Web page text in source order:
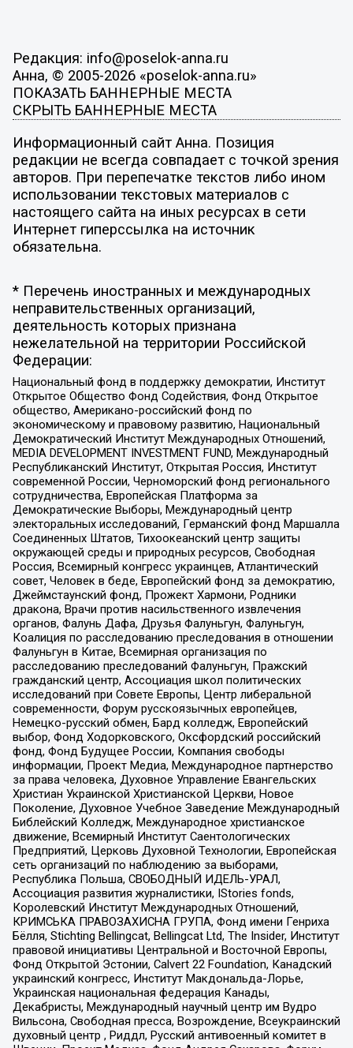
Редакция: info@poselok-anna.ru
Анна, © 2005-2026 «poselok-anna.ru»
ПОКАЗАТЬ БАННЕРНЫЕ МЕСТА
СКРЫТЬ БАННЕРНЫЕ МЕСТА
Информационный сайт Анна. Позиция
редакции не всегда совпадает с точкой зрения
авторов. При перепечатке текстов либо ином
использовании текстовых материалов с
настоящего сайта на иных ресурсах в сети
Интернет гиперссылка на источник
обязательна.
* Перечень иностранных и международных
неправительственных организаций,
деятельность которых признана
нежелательной на территории Российской
Федерации:
Национальный фонд в поддержку демократии, Институт
Открытое Общество Фонд Содействия, Фонд Открытое
общество, Американо-российский фонд по
экономическому и правовому развитию, Национальный
Демократический Институт Международных Отношений,
MEDIA DEVELOPMENT INVESTMENT FUND, Международный
Республиканский Институт, Открытая Россия, Институт
современной России, Черноморский фонд регионального
сотрудничества, Европейская Платформа за
Демократические Выборы, Международный центр
электоральных исследований, Германский фонд Маршалла
Соединенных Штатов, Тихоокеанский центр защиты
окружающей среды и природных ресурсов, Свободная
Россия, Всемирный конгресс украинцев, Атлантический
совет, Человек в беде, Европейский фонд за демократию,
Джеймстаунский фонд, Прожект Хармони, Родники
дракона, Врачи против насильственного извлечения
органов, Фалунь Дафа, Друзья Фалуньгун, Фалуньгун,
Коалиция по расследованию преследования в отношении
Фалуньгун в Китае, Всемирная организация по
расследованию преследований Фалуньгун, Пражский
гражданский центр, Ассоциация школ политических
исследований при Совете Европы, Центр либеральной
современности, Форум русскоязычных европейцев,
Немецко-русский обмен, Бард колледж, Европейский
выбор, Фонд Ходорковского, Оксфордский российский
фонд, Фонд Будущее России, Компания свободы
информации, Проект Медиа, Международное партнерство
за права человека, Духовное Управление Евангельских
Христиан Украинской Христианской Церкви, Новое
Поколение, Духовное Учебное Заведение Международный
Библейский Колледж, Международное христианское
движение, Всемирный Институт Саентологических
Предприятий, Церковь Духовной Технологии, Европейская
сеть организаций по наблюдению за выборами,
Республика Польша, СВОБОДНЫЙ ИДЕЛЬ-УРАЛ,
Ассоциация развития журналистики, IStories fonds,
Королевский Институт Международных Отношений,
КРИМСЬКА ПРАВОЗАХИСНА ГРУПА, Фонд имени Генриха
Бёлля, Stichting Bellingcat, Bellingcat Ltd, The Insider, Институт
правовой инициативы Центральной и Восточной Европы,
Фонд Открытой Эстонии, Calvert 22 Foundation, Канадский
украинский конгресс, Институт Макдональда-Лорье,
Украинская национальная федерация Канады,
Декабристы, Международный научный центр им Вудро
Вильсона, Свободная пресса, Возрождение, Всеукраинский
духовный центр , Риддл, Русский антивоенный комитет в